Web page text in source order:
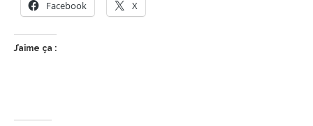
Facebook X
J’aime ça :